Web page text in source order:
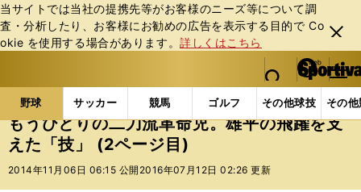
当サイトでは当社の提携先等がお客様のニーズ等について調
査・分析したり、お客様にお勧めの広告を表⽰する⽬的で Co
okie を使⽤する場合があります。詳しくはこちら
閉じ
る
web Sportiva (webスポルティーバ)
検索
マイペ
ー
ジ
メニュ
野球 サッカー 競馬 ゴルフ その他球技 その
b
ス
ポ
ル
野球の記事一覧 プロ野球 もうひとりの二刀流革命
もうひとりの二刀流革命児。雄平の飛躍を支
えた「技」 (2ページ目)
2014年11月06日 06:15 公開 2016年07月12日 02:26 更新